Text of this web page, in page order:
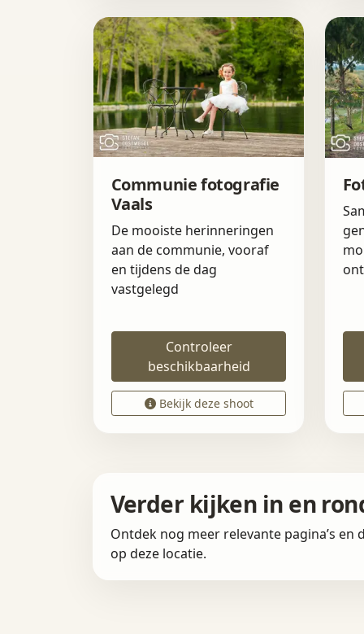
Communie fotografie
Vaals
De mooiste herinneringen
aan de communie, vooraf
en tijdens de dag
vastgelegd
Controleer
beschikbaarheid
Bekijk deze shoot
Verder kijken in en
Ontdek nog meer relevante pagina’s en
op deze locatie.